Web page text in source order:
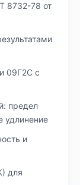
8732-78 от
09Г2С с
предел
удлинение
и
для